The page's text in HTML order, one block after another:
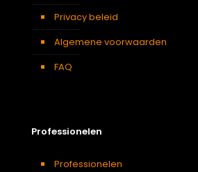
Privacy beleid
Algemene voorwaarden
FAQ
Professionelen
Professionelen